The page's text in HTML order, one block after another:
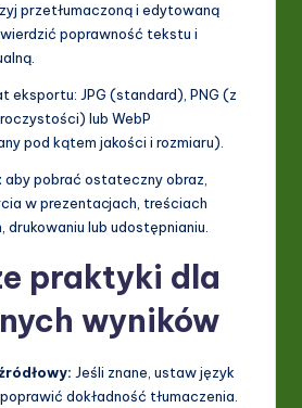
przetłumaczoną i edytowaną
poprawność tekstu i
eksportu: JPG (standard), PNG (z
lub WebP
pod kątem jakości i rozmiaru).
aby pobrać ostateczny obraz,
w prezentacjach, treściach
lub udostępnianiu.
praktyki dla
wyników
Jeśli znane, ustaw język
dokładność tłumaczenia.